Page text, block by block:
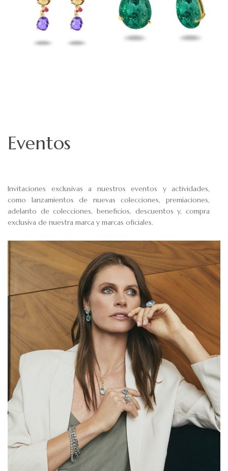
Eventos
Invitaciones exclusivas a nuestros eventos y actividades,
como lanzamientos de nuevas colecciones, premiaciones,
adelanto de colecciones, beneficios, descuentos y, compra
exclusiva de nuestra marca y marcas oficiales.